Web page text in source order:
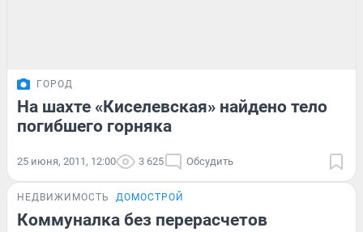
ГОРОД
На шахте «Киселевская» найдено тело
погибшего горняка
25 июня, 2011, 12:00 3 625 Обсудить
НЕДВИЖИМОСТЬ ДОМОСТРОЙ
Коммуналка без перерасчетов